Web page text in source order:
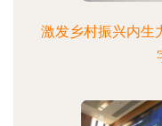
激发乡村振兴内生